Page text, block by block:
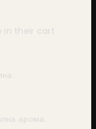
in their cart
арома.